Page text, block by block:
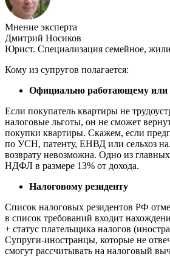
Мнение эксперта
Дмитрий Носиков
Юрист. Специализация семейное,
Кому из супругов полагается:
Официально работающему
Если покупатель квартиры не
налоговые льготы, он не сможет
покупки квартиры. Скажем, если
по УСН, патенту, ЕНВД или сельхоз
возврату невозможна. Одно из
НДФЛ в размере 13% от дохода.
Налоговому резиденту
Список налоговых резидентов РФ
в список требований входит
+ статус плательщика налогов
Супруги-иностранцы, которые не
смогут рассчитывать на налоговый